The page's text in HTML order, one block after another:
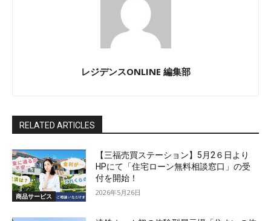
レジデンスONLINE 編集部
RELATED ARTICLES
商品サービス
【三福売買ステーション】5月2６日より
HPにて「住宅ローン無料相談窓口」の受
付を開始！
2026年5月26日